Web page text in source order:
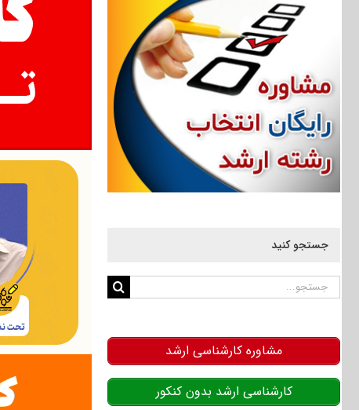
جستجو کنید
جستجو
مشاوره کارشناسی ارشد
کارشناسی ارشد بدون کنکور